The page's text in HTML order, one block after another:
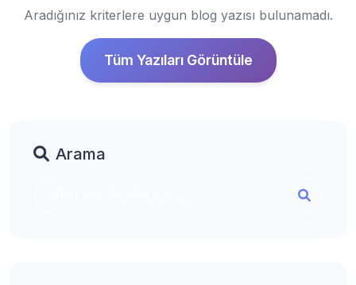
Aradığınız kriterlere uygun blog yazısı bulunamadı.
Tüm Yazıları Görüntüle
Arama